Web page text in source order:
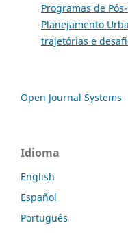
Programas de
Planejamento
trajetórias e
Open Journal Systems
Idioma
English
Español
Português